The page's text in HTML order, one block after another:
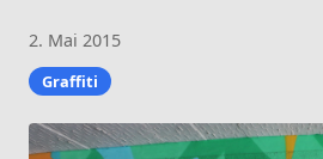
2. Mai 2015
Graffiti